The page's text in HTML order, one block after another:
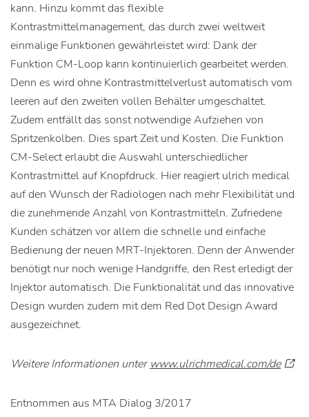
kann. Hinzu kommt das flexible
Kontrastmittelmanagement, das durch zwei weltweit
einmalige Funktionen gewährleistet wird: Dank der
Funktion CM-Loop kann kontinuierlich gearbeitet werden.
Denn es wird ohne Kontrastmittelverlust automatisch vom
leeren auf den zweiten vollen Behälter umgeschaltet.
Zudem entfällt das sonst notwendige Aufziehen von
Spritzenkolben. Dies spart Zeit und Kosten. Die Funktion
CM-Select erlaubt die Auswahl unterschiedlicher
Kontrastmittel auf Knopfdruck. Hier reagiert ulrich medical
auf den Wunsch der Radiologen nach mehr Flexibilität und
die zunehmende Anzahl von Kontrastmitteln. Zufriedene
Kunden schätzen vor allem die schnelle und einfache
Bedienung der neuen MRT-Injektoren. Denn der Anwender
benötigt nur noch wenige Handgriffe, den Rest erledigt der
Injektor automatisch. Die Funktionalität und das innovative
Design wurden zudem mit dem Red Dot Design Award
ausgezeichnet.
Weitere Informationen unter www.ulrichmedical.com/de
Entnommen aus MTA Dialog 3/2017